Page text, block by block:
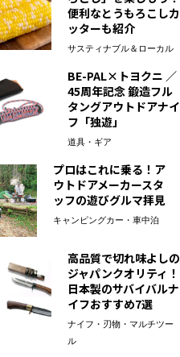
便利なとうもろこしカ
ッターも紹介
サスティナブル＆ローカル
BE-PAL×トヨクニ ／
45周年記念 鍛造フル
タングアウトドアナイ
フ「独遊」
道具・ギア
プロはこれに乗る！ア
ウトドアメーカースタ
ッフの遊びグルマ拝見
キャンピングカー・車中泊
高品質で切れ味よしの
ジャパンクオリティ！
日本製のサバイバルナ
イフおすすめ7選
ナイフ・刃物・マルチツー
ル